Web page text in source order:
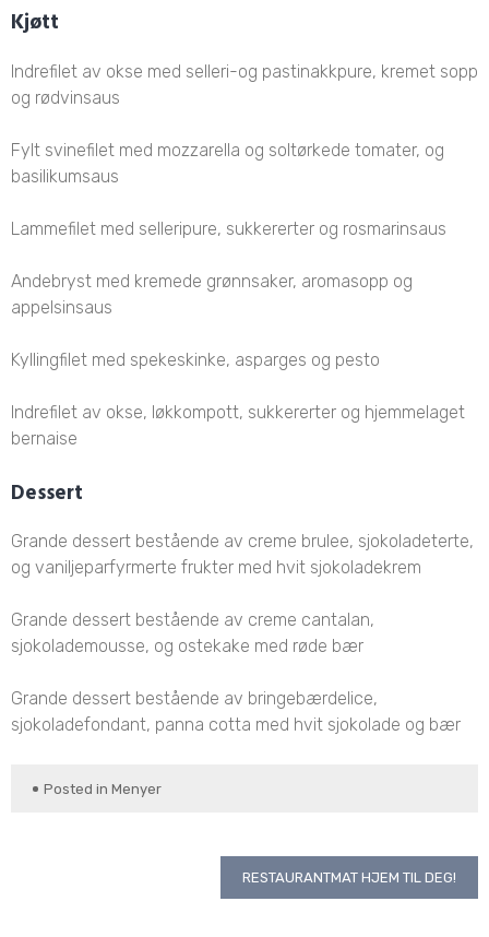
Kjøtt
Indrefilet av okse med selleri-og pastinakkpure, kremet sopp
og rødvinsaus
Fylt svinefilet med mozzarella og soltørkede tomater, og
basilikumsaus
Lammefilet med selleripure, sukkererter og rosmarinsaus
Andebryst med kremede grønnsaker, aromasopp og
appelsinsaus
Kyllingfilet med spekeskinke, asparges og pesto
Indrefilet av okse, løkkompott, sukkererter og hjemmelaget
bernaise
Dessert
Grande dessert bestående av creme brulee, sjokoladeterte,
og vaniljeparfyrmerte frukter med hvit sjokoladekrem
Grande dessert bestående av creme cantalan,
sjokolademousse, og ostekake med røde bær
Grande dessert bestående av bringebærdelice,
sjokoladefondant, panna cotta med hvit sjokolade og bær
Posted in Menyer
RESTAURANTMAT HJEM TIL DEG!